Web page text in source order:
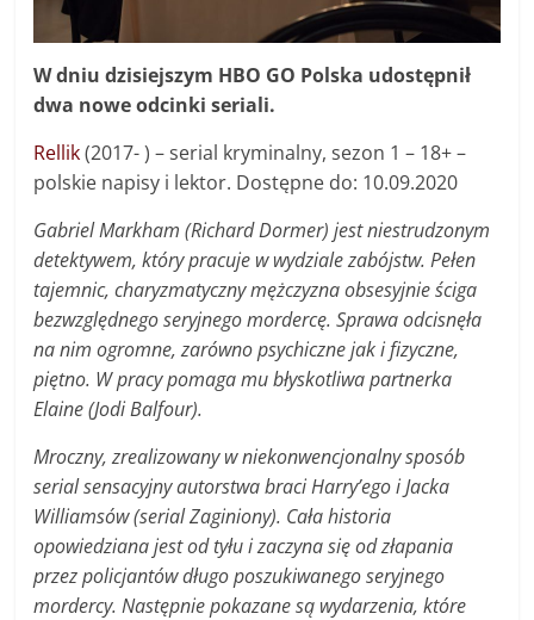
W dniu dzisiejszym HBO GO Polska udostępnił
dwa nowe odcinki seriali.
Rellik(2017- ) – serial kryminalny, sezon 1 – 18+ –
polskie napisy i lektor. Dostępne do: 10.09.2020
Gabriel Markham (Richard Dormer) jest niestrudzonym
detektywem, który pracuje w wydziale zabójstw. Pełen
tajemnic, charyzmatyczny mężczyzna obsesyjnie ściga
bezwzględnego seryjnego mordercę. Sprawa odcisnęła
na nim ogromne, zarówno psychiczne jak i fizyczne,
piętno. W pracy pomaga mu błyskotliwa partnerka
Elaine (Jodi Balfour).
Mroczny, zrealizowany w niekonwencjonalny sposób
serial sensacyjny autorstwa braci Harry’ego i Jacka
Williamsów (serial Zaginiony). Cała historia
opowiedziana jest od tyłu i zaczyna się od złapania
przez policjantów długo poszukiwanego seryjnego
mordercy. Następnie pokazane są wydarzenia, które